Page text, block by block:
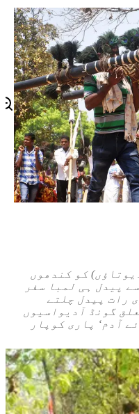
کو کندھوں
پیدل ہی لمبا سفر
رات پیدل چلتے
گونڈ آدیواسیوں
آدم‘ پاری کوپار